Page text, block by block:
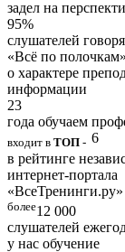
задел на
95%
слушателей
«Всё по полочкам»
о характере
информации
23
года обучаем
входит в ТОП - 6
в рейтинге
интернет-портала
«ВсеТренинги.ру»
более12 000
слушателей
у нас обучение